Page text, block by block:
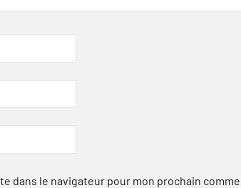
dans le navigateur pour mon prochain